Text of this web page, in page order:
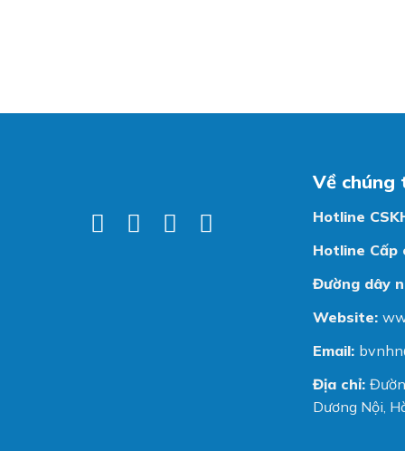
Về chúng
Hotline
Hotline Cấp
Đường dây
Website:
Email:
Địa chỉ:
Dương Nội,